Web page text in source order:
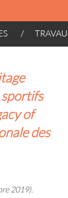
of
des
2019).